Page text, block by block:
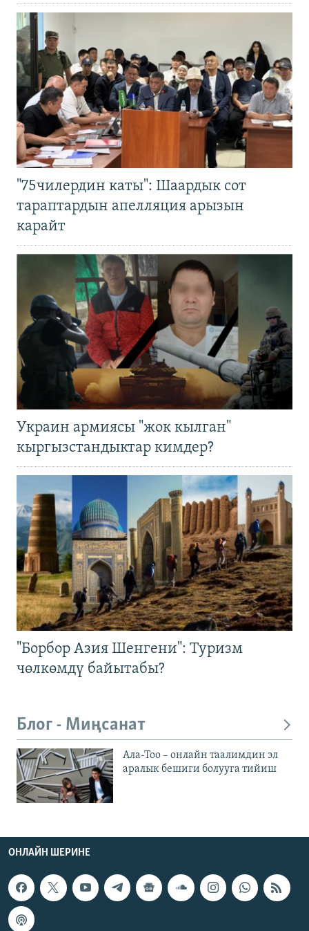
"75чилердин каты": Шаардык сот
тараптардын апелляция арызын
карайт
Украин армиясы "жок кылган"
кыргызстандыктар кимдер?
"Борбор Азия Шенгени": Туризм
чөлкөмдү байытабы?
Блог - Миңсанат
Ала-Тоо – онлайн таалимдин эл
аралык бешиги болууга тийиш
ОНЛАЙН ШЕРИНЕ